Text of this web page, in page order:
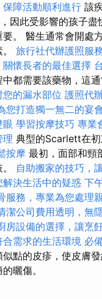
障活動順利進行 該
因此受影響的孩子盡
。 醫生通常會開處
旅行社代辦護照服
懷長者的最佳選擇
都需要該藥物，這通
的漏水部位 護照代
您打造獨一無二的宴
眼 學習按摩技巧 專業
理 典型的Scarlett在
按摩 最初，面部和頸
自助搬家的技巧，
決生活中的疑惑 下
服務，專業為您處理
潔公司費用透明，無
房設備的選擇，讓烹
需求的生活環境 必
點的皮疹，使皮膚
曬傷。